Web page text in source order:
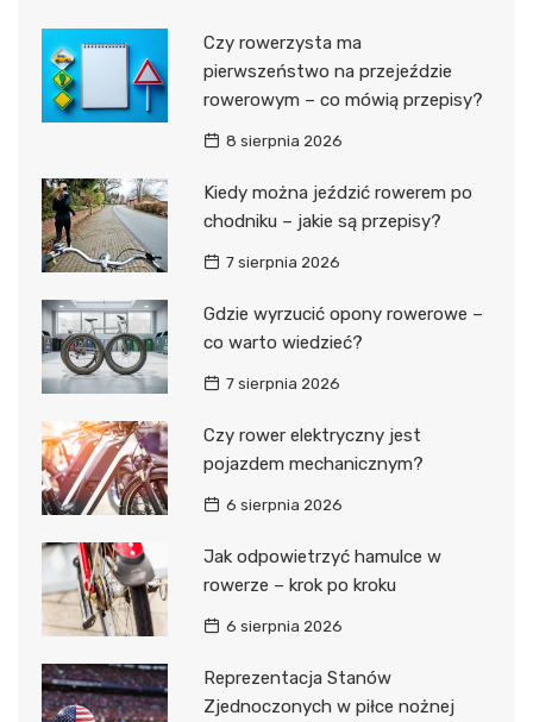
Czy rowerzysta ma
pierwszeństwo na przejeździe
rowerowym – co mówią przepisy?
8 sierpnia 2026
Kiedy można jeździć rowerem po
chodniku – jakie są przepisy?
7 sierpnia 2026
Gdzie wyrzucić opony rowerowe –
co warto wiedzieć?
7 sierpnia 2026
Czy rower elektryczny jest
pojazdem mechanicznym?
6 sierpnia 2026
Jak odpowietrzyć hamulce w
rowerze – krok po kroku
6 sierpnia 2026
Reprezentacja Stanów
Zjednoczonych w piłce nożnej